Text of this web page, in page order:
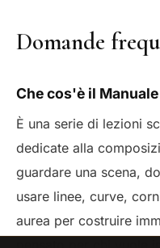
Domande
Che cos'è il
È una serie di lezioni
dedicate alla
guardare una scena,
usare linee, curve,
aurea per costruire